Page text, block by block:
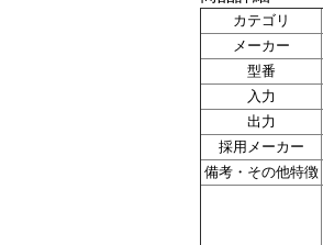
カテゴリ
メーカー
型番
入力
出力
採用メーカー
備考・その他特徴